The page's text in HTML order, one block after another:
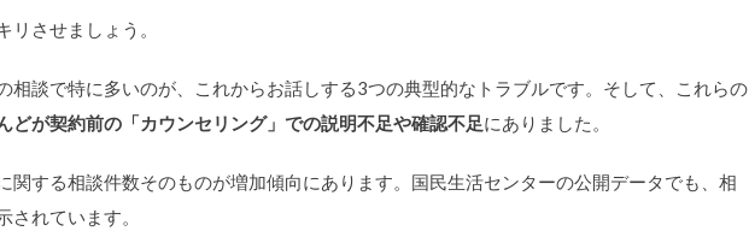
リさせましょう。
相談で特に多いのが、これからお話しする3つの典型的なトラブルです。そして、これらの
どが契約前の「カウンセリング」での説明不足や確認不足にありました。
関する相談件数そのものが増加傾向にあります。国民生活センターの公開データでも、相
されています。